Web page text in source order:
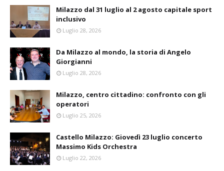
Milazzo dal 31 luglio al 2 agosto capitale sport
inclusivo
Luglio 28, 2026
Da Milazzo al mondo, la storia di Angelo
Giorgianni
Luglio 28, 2026
Milazzo, centro cittadino: confronto con gli
operatori
Luglio 25, 2026
Castello Milazzo: Giovedì 23 luglio concerto
Massimo Kids Orchestra
Luglio 22, 2026